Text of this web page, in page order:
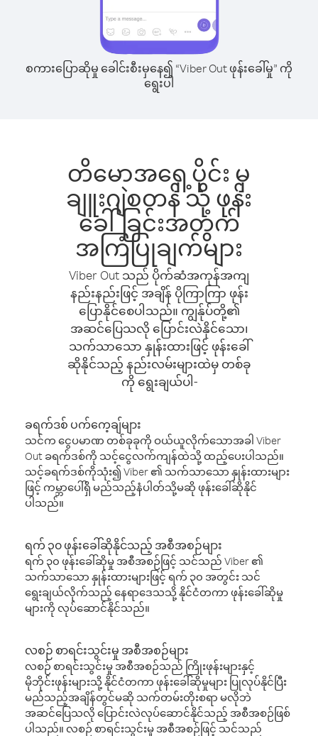
စကားပြောဆိုမှု ခေါင်းစီးမှနေ၍ “Viber Out ဖုန်းခေါ်မှု” ကို
ရွေးပါ
တိမောအရှေ့ပိုင်း မှ
ချူးဂျဲစတန် သို့ ဖုန်း
ခေါ်ခြင်းအတွက်
အကြံပြုချက်များ
Viber Out သည် ပိုက်ဆံအကုန်အကျ
နည်းနည်းဖြင့် အချိန် ပိုကြာကြာ ဖုန်း
ပြောနိုင်စေပါသည်။ ကျွန်ုပ်တို့၏
အဆင်ပြေသလို ပြောင်းလဲနိုင်သော၊
သက်သာသော နှုန်းထားဖြင့် ဖုန်းခေါ်
ဆိုနိုင်သည့် နည်းလမ်းများထဲမှ တစ်ခု
ကို ရွေးချယ်ပါ-
ခရက်ဒစ် ပက်ကေ့ချ်များ
သင်က ငွေပမာဏ တစ်ခုခုကို ဝယ်ယူလိုက်သောအခါ Viber
Out ခရက်ဒစ်ကို သင့်ငွေလက်ကျန်ထဲသို့ ထည့်ပေးပါသည်။
သင့်ခရက်ဒစ်ကိုသုံး၍ Viber ၏ သက်သာသော နှုန်းထားများ
ဖြင့် ကမ္ဘာပေါ်ရှိ မည်သည့်နံပါတ်သို့မဆို ဖုန်းခေါ်ဆိုနိုင်
ပါသည်။
ရက် ၃၀ ဖုန်းခေါ်ဆိုနိုင်သည့် အစီအစဉ်များ
ရက် ၃၀ ဖုန်းခေါ်ဆိုမှု အစီအစဉ်ဖြင့် သင်သည် Viber ၏
သက်သာသော နှုန်းထားများဖြင့် ရက် ၃၀ အတွင်း သင်
ရွေးချယ်လိုက်သည့် နေရာဒေသသို့ နိုင်ငံတကာ ဖုန်းခေါ်ဆိုမှု
များကို လုပ်ဆောင်နိုင်သည်။
လစဉ် စာရင်းသွင်းမှု အစီအစဉ်များ
လစဉ် စာရင်းသွင်းမှု အစီအစဉ်သည် ကြိုးဖုန်းများနှင့်
မိုဘိုင်းဖုန်းများသို့ နိုင်ငံတကာ ဖုန်းခေါ်ဆိုမှုများ ပြုလုပ်နိုင်ပြီး
မည်သည့်အချိန်တွင်မဆို သက်တမ်းတိုးစရာ မလိုဘဲ
အဆင်ပြေသလို ပြောင်းလဲလုပ်ဆောင်နိုင်သည့် အစီအစဉ်ဖြစ်
ပါသည်။ လစဉ် စာရင်းသွင်းမှု အစီအစဉ်ဖြင့် သင်သည်